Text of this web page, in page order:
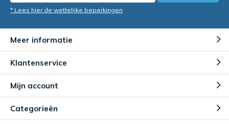
* Lees hier de wettelijke beperkingen
Meer informatie
Klantenservice
Mijn account
Categorieën